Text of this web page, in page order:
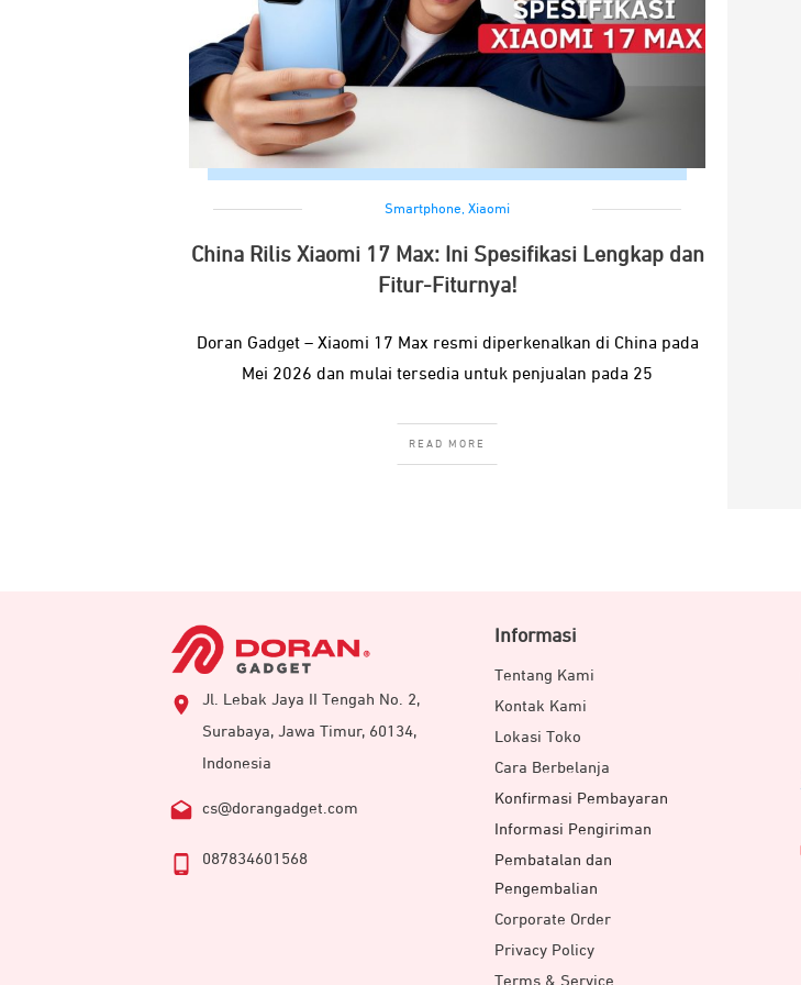
Smartphone, Xiaomi
China Rilis Xiaomi 17 Max: Ini Spesifikasi Lengkap dan
Fitur-Fiturnya!
Doran Gadget – Xiaomi 17 Max resmi diperkenalkan di China pada
Mei 2026 dan mulai tersedia untuk penjualan pada 25
READ MORE
Jl. Lebak Jaya II Tengah No. 2,
Surabaya, Jawa Timur, 60134,
Indonesia
cs@dorangadget.com
087834601568
Informasi
Tentang Kami
Kontak Kami
Lokasi Toko
Cara Berbelanja
Konfirmasi Pembayaran
Informasi Pengiriman
Pembatalan dan
Pengembalian
Corporate Order
Privacy Policy
Terms & Service